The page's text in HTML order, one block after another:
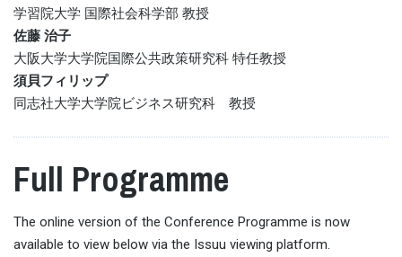
学習院大学 国際社会科学部 教授
佐藤 治子
大阪大学大学院国際公共政策研究科 特任教授
須貝フィリップ
同志社大学大学院ビジネス研究科 教授
Full Programme
The online version of the Conference Programme is now
available to view below via the Issuu viewing platform.